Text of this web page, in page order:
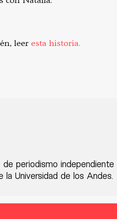
leer esta historia.
periodismo
la Universidad de los Andes.